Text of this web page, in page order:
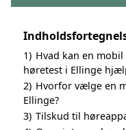
1) Hvad kan en
høretest i Ellinge
2) Hvorfor vælge en
Ellinge?
3) Tilskud til